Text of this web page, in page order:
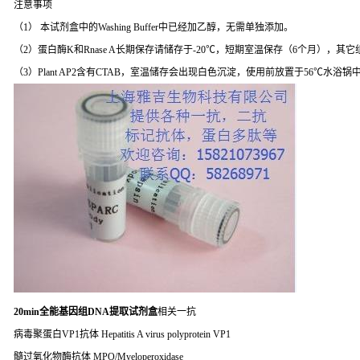
注意事项
（1） 本试剂盒中的Washing Buffer中已经加乙醇，无需单独添加。
（2）蛋白酶K和Rnase A长期保存请储存于-20℃，短期室温保存（6个月），其它
（3）Plant AP2含有CTAB，室温储存会出现白色沉淀，使用前放置于56℃水浴锅
20min全能基因组DNA提取试剂盒相关一抗
病毒聚蛋白VP1抗体 Hepatitis A virus polyprotein VP1
髓过氧化物酶抗体 MPO/Myeloperoxidase